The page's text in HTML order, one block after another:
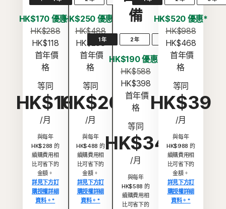
HK$170 優惠*
HK$288
HK$118
格
等同
HK$10
/月
與每年
HK$288 的
續購費用相
比可省下的
金額。
詳見下方訂
購授權詳細
資料。*
HK$250 優惠*
HK$488
HK$238
首年價
格
等同
HK$20
/月
與每年
HK$488 的
續購費用相
比可省下的
金額。
詳見下方訂
購授權詳細
資料。*
備
1 年 2 年 3 年
HK$190 優惠*
HK$588
HK$398
格
等同
HK$34
/月
與每年
HK$588 的
續購費用相
比可省下的
HK$520 優惠*
HK$988
HK$468
首年價
格
等同
HK$39
/月
與每年
HK$988 的
續購費用相
比可省下的
金額。
詳見下方訂
購授權詳細
資料。*